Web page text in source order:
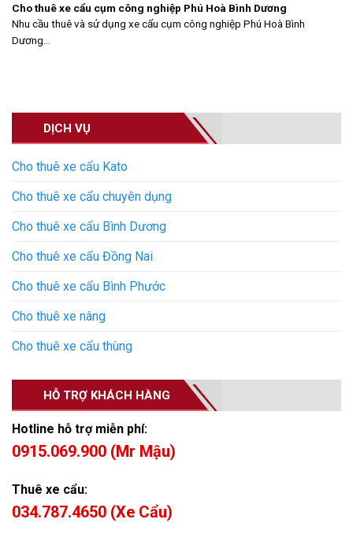
DỊCH VỤ
Cho thuê xe cẩu Kato
Cho thuê xe cẩu chuyên dụng
Cho thuê xe cẩu Bình Dương
Cho thuê xe cẩu Đồng Nai
Cho thuê xe cẩu Bình Phước
Cho thuê xe nâng
Cho thuê xe cẩu thùng
HỖ TRỢ KHÁCH HÀNG
Hotline hỗ trợ miễn phí:
0915.069.900 (Mr Mậu)
Thuê xe cẩu:
034.787.4650 (Xe Cẩu)
Cho thuê xe cẩu cụm công nghiệp Phú Hoà Bình Dương
Nhu cầu thuê và sử dụng xe cẩu cụm công nghiệp Phú Hoà Bình
Dương...